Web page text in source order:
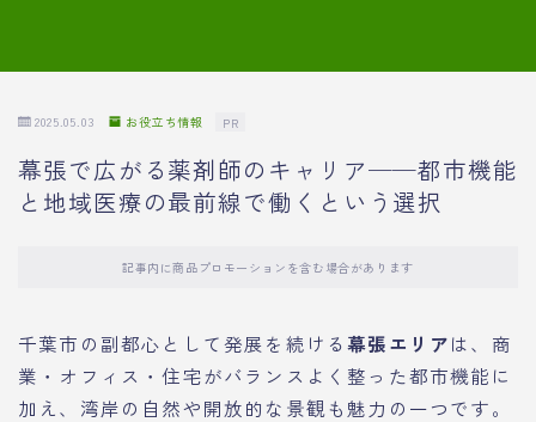
2025.05.03 お役立ち情報 PR
幕張で広がる薬剤師のキャリア──都市機能
と地域医療の最前線で働くという選択
記事内に商品プロモーションを含む場合があります
千葉市の副都心として発展を続ける幕張エリアは、商
業・オフィス・住宅がバランスよく整った都市機能に
加え、湾岸の自然や開放的な景観も魅力の一つです。